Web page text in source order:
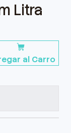
Litra
al Carro